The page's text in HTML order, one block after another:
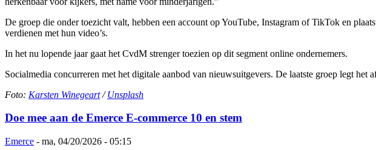
De groep die onder toezicht valt, hebben een account op YouTube, Instagram of TikTok en
verdienen met hun video’s.
In het nu lopende jaar gaat het CvdM strenger toezien op dit segment online ondernemers.
Socialmedia concurreren met het digitale aanbod van nieuwsuitgevers. De laatste groep legt het
Foto: Karsten Winegeart/Unsplash
Doe mee aan de Emerce E-commerce 10 en stem
Emerce - ma, 04/20/2026 - 05:15